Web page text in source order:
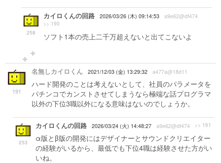
258
カイロくんの回路 2026/03/26 (木) 09:14:53 a9e62@df474
>> 190
ソフト1本の売上二千万超えないと出てこないよ
191
名無しカイロくん 2021/12/03 (金) 13:29:32 a477a@18d11
ハード開発のことは考えないとして、社員のパラメータを
パチンコでカンストさせてしまうなら極端な話プログラマ
以外の下位3職以外になる意味はないのでしょうか。
253
カイロくんの回路 2026/03/24 (火) 14:48:27 a9e62@df474 >> 191
α版とβ版の開発にはデザイナーとサウンドクリエイター
の経験がいるから、最低でも下位4職は経験させた方がい
いね。